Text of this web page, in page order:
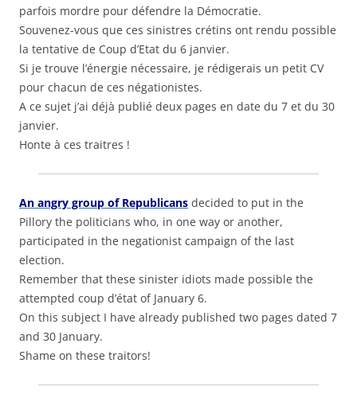
parfois mordre pour défendre la Démocratie.
Souvenez-vous que ces sinistres crétins ont rendu possible
la tentative de Coup d’Etat du 6 janvier.
Si je trouve l’énergie nécessaire, je rédigerais un petit CV
pour chacun de ces négationistes.
A ce sujet j’ai déjà publié deux pages en date du 7 et du 30
janvier.
Honte à ces traitres !
An angry group of Republicans decided to put in the
Pillory the politicians who, in one way or another,
participated in the negationist campaign of the last
election.
Remember that these sinister idiots made possible the
attempted coup d’état of January 6.
On this subject I have already published two pages dated 7
and 30 January.
Shame on these traitors!